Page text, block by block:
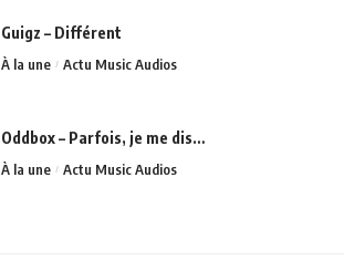
Guigz – Différent
À la une Actu Music Audios
Oddbox – Parfois, je me dis…
À la une Actu Music Audios